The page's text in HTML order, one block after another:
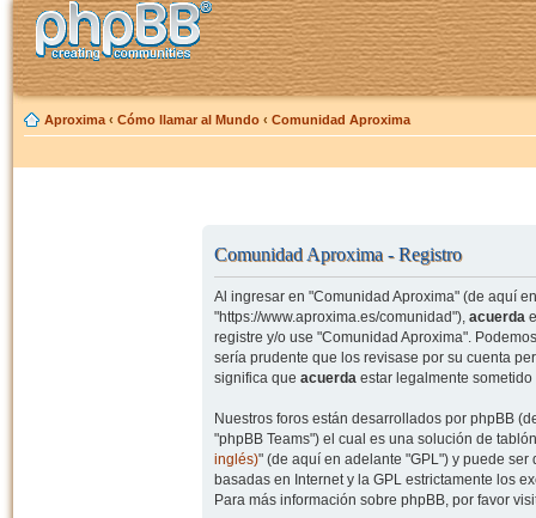
Aproxima ‹ Cómo llamar al Mundo ‹ Comunidad Aproxima
Comunidad Aproxima - Registro
Al ingresar en "Comunidad Aproxima" (de aquí
"https://www.aproxima.es/comunidad"), acuerda
registre y/o use "Comunidad Aproxima".
sería prudente que los revisase por su cuenta
significa que acuerdaestar legalmente sometido
Nuestros foros están desarrollados por phpBB
"phpBB Teams") el cual es una solución de
inglés)" (de aquí en adelante "GPL") y puede
basadas en Internet y la GPL estrictamente los
Para más información sobre phpBB, por favor